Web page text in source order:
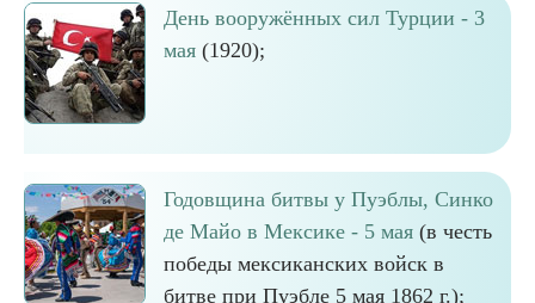
День вооружённых сил Турции - 3
мая (1920);
Годовщина битвы у Пуэблы, Синко
де Майо в Мексике - 5 мая (в честь
победы мексиканских войск в
битве при Пуэбле 5 мая 1862 г.);